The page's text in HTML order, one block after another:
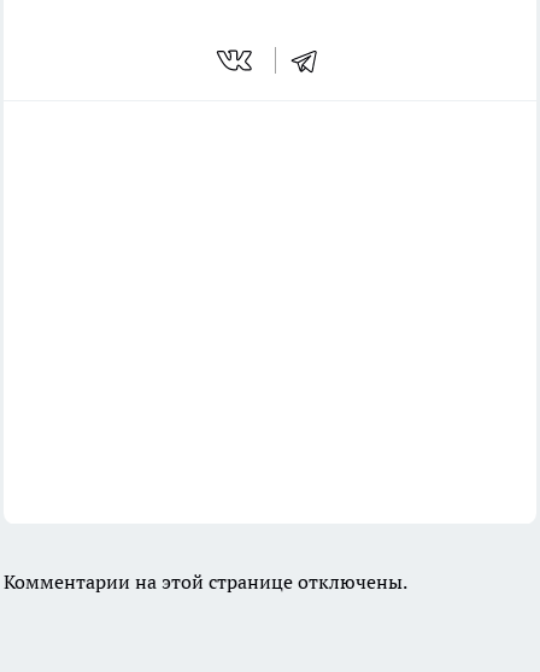
Комментарии на этой странице отключены.